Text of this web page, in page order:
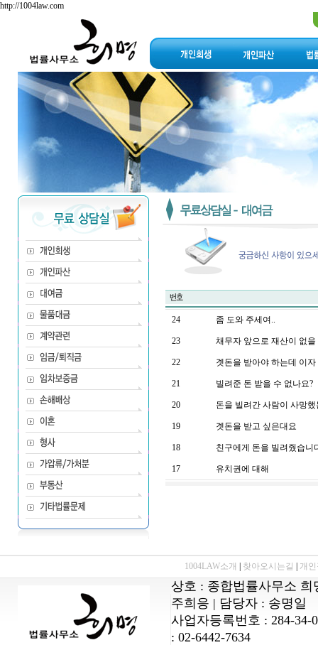
http://1004law.com
24 좀 도와 주세여..
23 채무자 앞으로 재산이 없
22 곗돈을 받아야 하는데 이
21 빌려준 돈 받을 수 없나요?
20 돈을 빌려간 사람이 사망했
19 곗돈을 받고 싶은대요
18 친구에게 돈을 빌려줬습니
17 유치권에 대해
1004LAW소개 찾아오시는길 개
상호 : 종합법률사무소 희
주희응 | 담당자 : 송명일
사업자등록번호 : 284-34-
: 02-6442-7634